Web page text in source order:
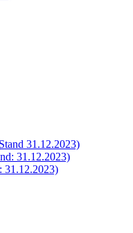
31.12.2023)
31.12.2023)
31.12.2023)